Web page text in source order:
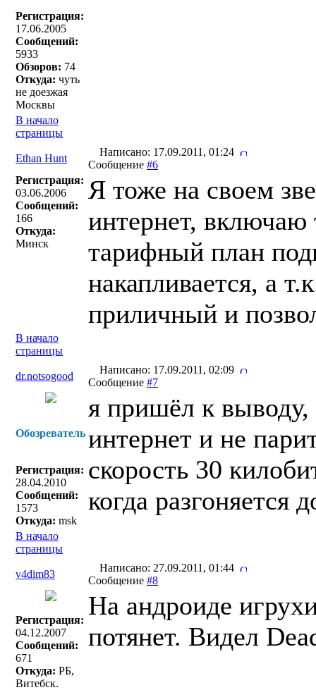
Регистрация:
17.06.2005
Сообщений:
5933
Обзоров: 74
Откуда: чуть
не доезжая
Москвы
В начало
страницы
Ethan Hunt
Написано: 17.09.2011, 01:24
Сообщение #6
Регистрация:
03.06.2006
Сообщений:
166
Откуда:
Минск
Я тоже на своем
интернет, включаю
тарифный план
накапливается, а
приличный и
В начало
страницы
dr.notsogood
Написано: 17.09.2011, 02:09
Сообщение #7
Обозреватель
Регистрация:
28.04.2010
Сообщений:
1573
Откуда: msk
я пришёл к
интернет и не
скорость 30
когда разгоняется
В начало
страницы
v4dim83
Написано: 27.09.2011, 01:44
Сообщение #8
Регистрация:
04.12.2007
Сообщений:
671
Откуда: РБ,
Витебск.
На андроиде
потянет. Видел